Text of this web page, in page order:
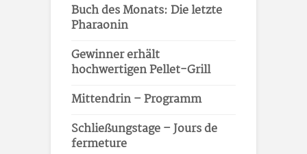
Buch des Monats: Die letzte
Pharaonin
Gewinner erhält
hochwertigen Pellet-Grill
Mittendrin – Programm
Schließungstage – Jours de
fermeture